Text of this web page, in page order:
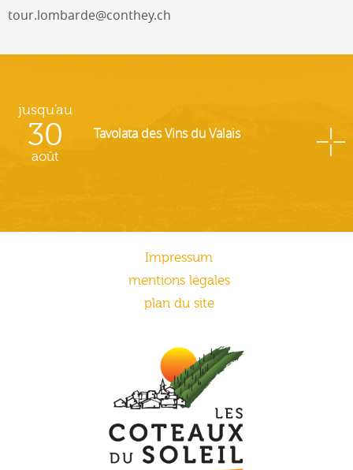
tour.lombarde@conthey.ch
jusqu'au
30
août
Tavolata des Vins du Valais
Impressum
mentions légales
plan du site